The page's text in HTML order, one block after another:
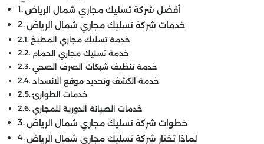
أفضل شركة تسليك مجاري شمال الرياض
خدمات شركة تسليك مجاري شمال الرياض
خدمة تسليك مجاري المطبخ
خدمة تسليك مجاري الحمام
خدمة تنظيف شبكات الصرف الصحي
خدمة الكشف وتحديد موقع الانسداد
خدمات الطوارئ
خدمات الصيانة الدورية للمجاري
خطوات شركة تسليك مجاري شمال الرياض
لماذا تختار شركة تسليك مجاري شمال الرياض